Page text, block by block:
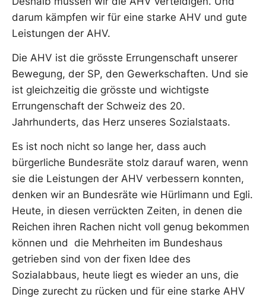
darum kämpfen wir für eine starke AHV und gute
Leistungen der AHV.
Die AHV ist die grösste Errungenschaft unserer
Bewegung, der SP, den Gewerkschaften. Und sie
ist gleichzeitig die grösste und wichtigste
Errungenschaft der Schweiz des 20.
Jahrhunderts, das Herz unseres Sozialstaats.
Es ist noch nicht so lange her, dass auch
bürgerliche Bundesräte stolz darauf waren, wenn
sie die Leistungen der AHV verbessern konnten,
denken wir an Bundesräte wie Hürlimann und Egli.
Heute, in diesen verrückten Zeiten, in denen die
Reichen ihren Rachen nicht voll genug bekommen
können und die Mehrheiten im Bundeshaus
getrieben sind von der fixen Idee des
Sozialabbaus, heute liegt es wieder an uns, die
Dinge zurecht zu rücken und für eine starke AHV